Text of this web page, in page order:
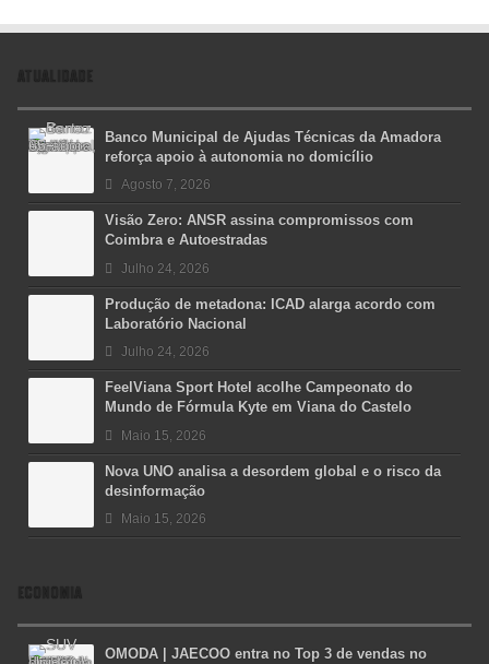
ATUALIDADE
Banco Municipal de Ajudas Técnicas da Amadora
reforça apoio à autonomia no domicílio
Agosto 7, 2026
Visão Zero: ANSR assina compromissos com
Coimbra e Autoestradas
Julho 24, 2026
Produção de metadona: ICAD alarga acordo com
Laboratório Nacional
Julho 24, 2026
FeelViana Sport Hotel acolhe Campeonato do
Mundo de Fórmula Kyte em Viana do Castelo
Maio 15, 2026
Nova UNO analisa a desordem global e o risco da
desinformação
Maio 15, 2026
ECONOMIA
OMODA | JAECOO entra no Top 3 de vendas no